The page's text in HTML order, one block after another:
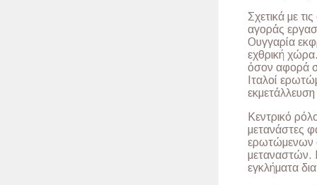
Σχετικά με
αγοράς
Ουγγαρία
εχθρική χώρα.
όσον αφορά
Ιταλοί
Κεντρικό
μετανάστες
ερωτώμενων
μεταναστών.
εγκλήματα